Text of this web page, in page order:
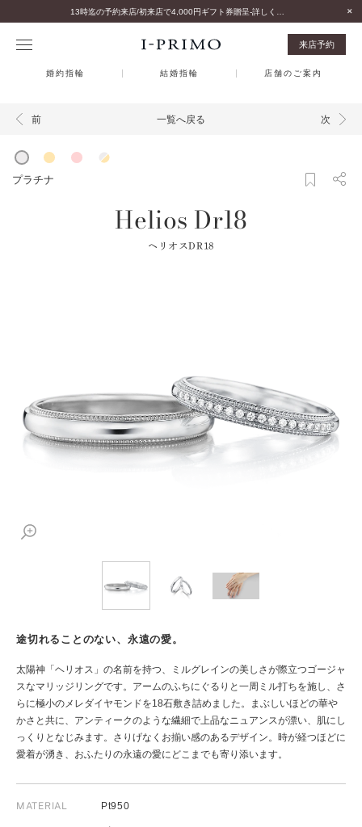
来店予約
婚約指輪 結婚指輪 店舗のご案内
前 一覧へ戻る 次
プラチナ
Helios Dr18
ヘリオスDR18
途切れることのない、永遠の愛。
太陽神「ヘリオス」の名前を持つ、ミルグレインの美しさが際立つゴージャ
スなマリッジリングです。アームのふちにぐるりと一周ミル打ちを施し、さ
らに極小のメレダイヤモンドを18石敷き詰めました。まぶしいほどの華や
かさと共に、アンティークのような繊細で上品なニュアンスが漂い、肌にし
っくりとなじみます。さりげなくお揃い感のあるデザイン。時が経つほどに
愛着が湧き、おふたりの永遠の愛にどこまでも寄り添います。
MATERIAL Pt950